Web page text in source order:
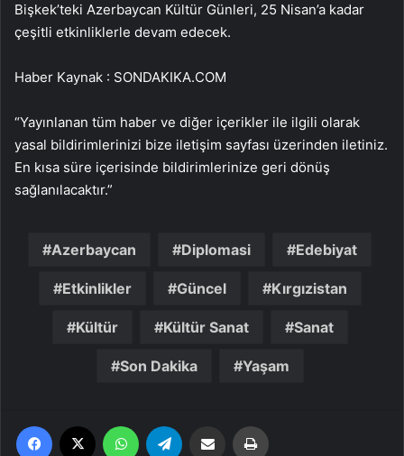
Bişkek’teki Azerbaycan Kültür Günleri, 25 Nisan’a kadar
çeşitli etkinliklerle devam edecek.
Haber Kaynak : SONDAKIKA.COM
“Yayınlanan tüm haber ve diğer içerikler ile ilgili olarak
yasal bildirimlerinizi bize iletişim sayfası üzerinden iletiniz.
En kısa süre içerisinde bildirimlerinize geri dönüş
sağlanılacaktır.”
Azerbaycan Diplomasi Edebiyat
Etkinlikler Güncel Kırgızistan
Kültür Kültür Sanat Sanat
Son Dakika Yaşam
Facebook WhatsApp Email'den paylaş